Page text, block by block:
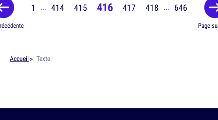
1 ... 414 415 416 417 418 ... 646
Page
Accueil Texte